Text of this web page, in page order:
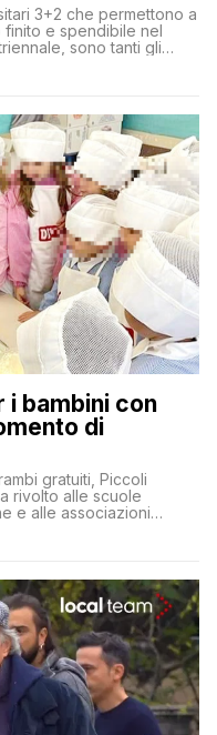
3+2 che permettono a
finito e spendibile nel
sono tanti gli
una volta raggiunto
i bambini con
di
gratuiti, Piccoli
rivolto alle scuole
e alle associazioni
ADHD